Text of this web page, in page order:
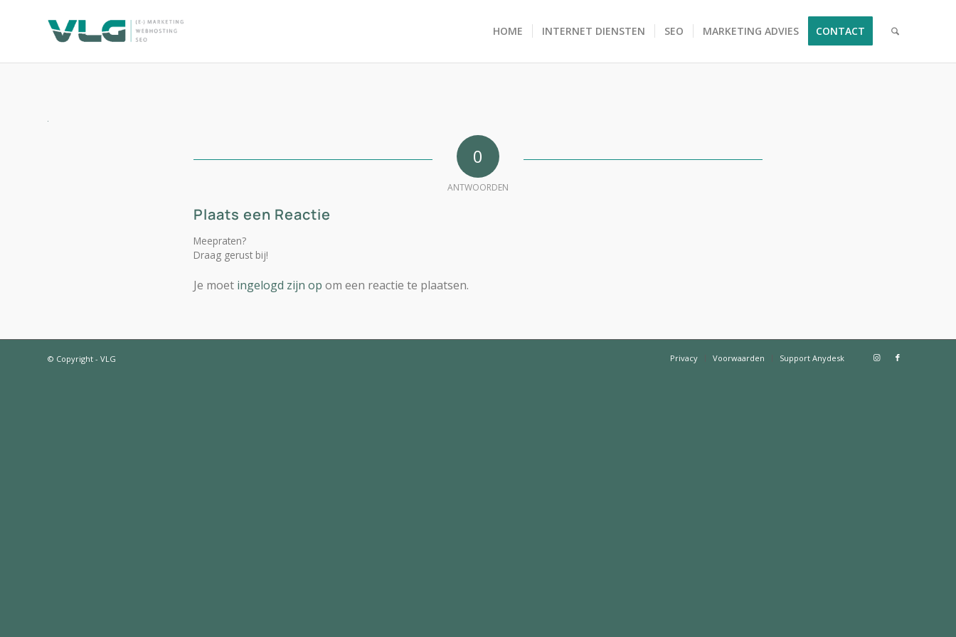
HOME INTERNET DIENSTEN SEO MARKETING ADVIES CONTACT
0
ANTWOORDEN
Plaats een Reactie
Meepraten?
Draag gerust bij!
Je moet ingelogd zijn op om een reactie te plaatsen.
© Copyright - VLG Privacy Voorwaarden Support Anydesk